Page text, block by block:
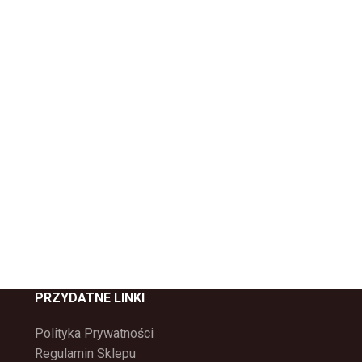
PRZYDATNE LINKI
Polityka Prywatności
Regulamin Sklepu